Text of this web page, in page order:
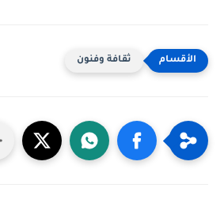
ثقافة وفنون